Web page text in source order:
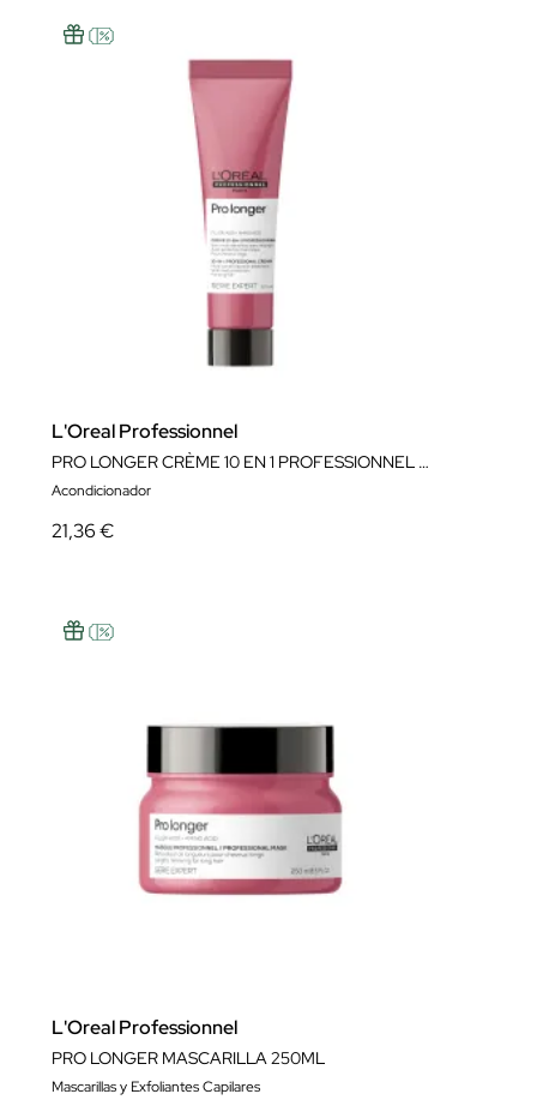
L'Oreal Professionnel
PRO LONGER CRÈME 10 EN 1 PROFESSIONNEL 150ML
Acondicionador
21,36 €
L'Oreal Professionnel
PRO LONGER MASCARILLA 250ML
Mascarillas y Exfoliantes Capilares